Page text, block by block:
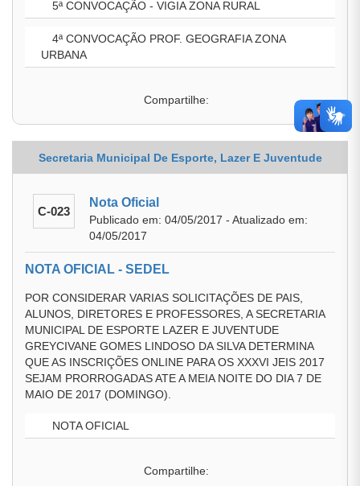
5ª CONVOCAÇÃO - VIGIA ZONA RURAL
4ª CONVOCAÇÃO PROF. GEOGRAFIA ZONA
URBANA
Compartilhe:
Secretaria Municipal De Esporte, Lazer E Juventude
C-023
Nota Oficial
Publicado em: 04/05/2017 - Atualizado em:
04/05/2017
NOTA OFICIAL - SEDEL
POR CONSIDERAR VARIAS SOLICITAÇÕES DE PAIS,
ALUNOS, DIRETORES E PROFESSORES, A SECRETARIA
MUNICIPAL DE ESPORTE LAZER E JUVENTUDE
GREYCIVANE GOMES LINDOSO DA SILVA DETERMINA
QUE AS INSCRIÇÕES ONLINE PARA OS XXXVI JEIS 2017
SEJAM PRORROGADAS ATE A MEIA NOITE DO DIA 7 DE
MAIO DE 2017 (DOMINGO).
NOTA OFICIAL
Compartilhe: